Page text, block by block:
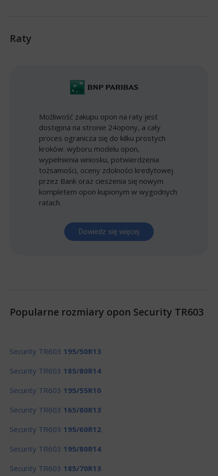
Raty
Możliwość zakupu opon na raty jest
dostępna na stronie 24opony, a cały
proces ogranicza się do kilku prostych
kroków: wyboru modelu opon,
wypełnienia wniosku, potwierdzenia
tożsamości, oceny zdolności kredytowej
przez Bank oraz cieszenia się nowym
kompletem opon kupionym w wygodnych
ratach.
Dowiedz się więcej
Popularne rozmiary opon Security TR603
Security TR603 195/50R13
Security TR603 185/80R14
Security TR603 195/55R10
Security TR603 165/80R13
Security TR603 195/60R12
Security TR603 195/80R14
Security TR603 185/70R13